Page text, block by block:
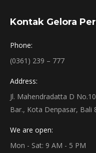
Kontak Gelora
Phone:
(0361) 239 – 777
Address:
Jl. Mahendradatta D
Bar., Kota Denpasar, Bali
We are open:
Mon - Sat: 9 AM - 5 PM